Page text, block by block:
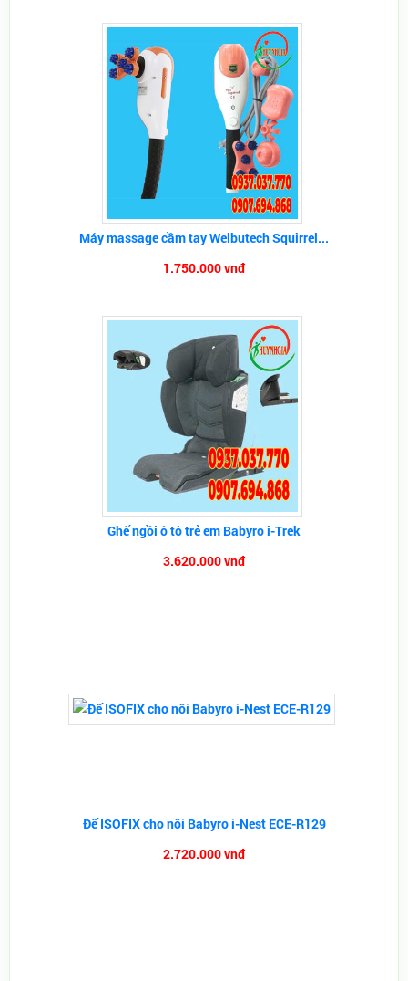
Máy massage cầm tay Welbutech Squirrel...
1.750.000 vnđ
Ghế ngồi ô tô trẻ em Babyro i-Trek
3.620.000 vnđ
Đế ISOFIX cho nôi Babyro i-Nest ECE-R129
2.720.000 vnđ